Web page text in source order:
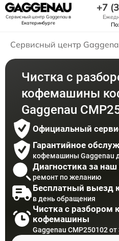
Сервисный центр Gaggenauв
Екатеринбурге
+7
Сервисный центр
Чистка с
кофемашины
Gaggenau
Официальный
Гарантийное
кофемашины Gaggenau
Диагностика за наш
ремонт по желанию
Бесплатный выезд
в день обращения
Чистка с
кофемашины
Gaggenau CMP250102